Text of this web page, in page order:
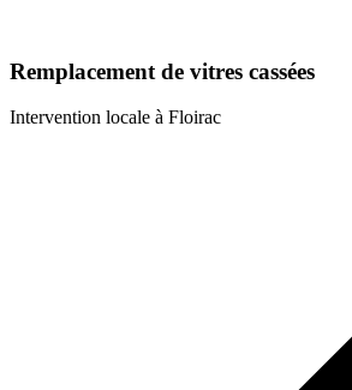
Remplacement de vitres cassées
Intervention locale à Floirac